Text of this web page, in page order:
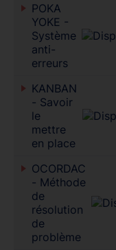
POKA
YOKE -
Système
anti-
erreurs
KANBAN
- Savoir
le
mettre
en place
OCORDAC
- Méthode
de
résolution
de
problème